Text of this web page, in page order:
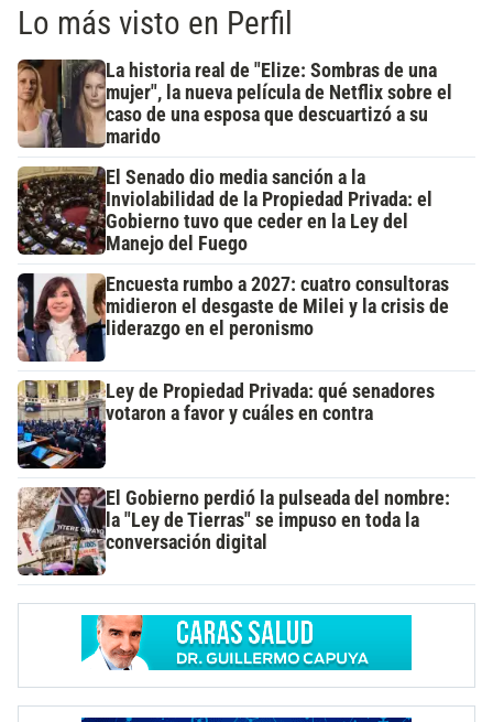
Lo más visto en Perfil
La historia real de "Elize: Sombras de una
mujer", la nueva película de Netflix sobre el
caso de una esposa que descuartizó a su
marido
El Senado dio media sanción a la
Inviolabilidad de la Propiedad Privada: el
Gobierno tuvo que ceder en la Ley del
Manejo del Fuego
Encuesta rumbo a 2027: cuatro consultoras
midieron el desgaste de Milei y la crisis de
liderazgo en el peronismo
Ley de Propiedad Privada: qué senadores
votaron a favor y cuáles en contra
El Gobierno perdió la pulseada del nombre:
la "Ley de Tierras" se impuso en toda la
conversación digital